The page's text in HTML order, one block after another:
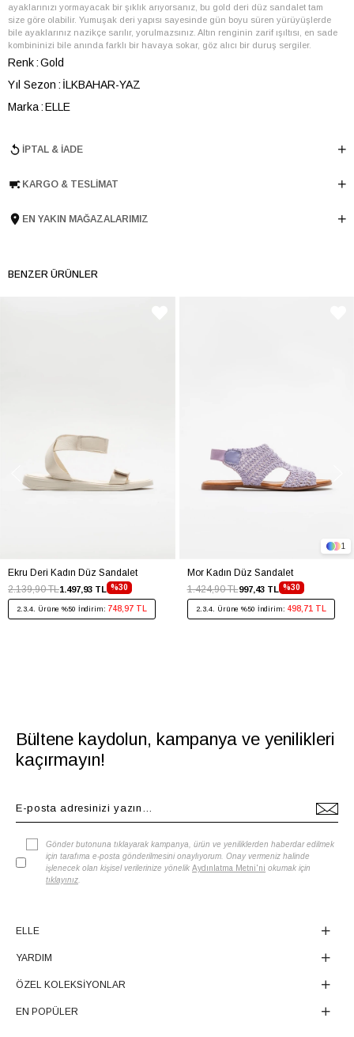
ayaklarınızı yormayacak bir şıklık arıyorsanız, bu gold deri düz sandalet tam
size göre olabilir. Yumuşak deri yapısı sayesinde gün boyu süren yürüyüşlerde
bile ayaklarınız nazikçe sarılır, yorulmazsınız. Altın renginin zarif ışıltısı, en sade
kombininizi bile anında farklı bir havaya sokar, göz alıcı bir duruş sergiler.
Renk Gold
Yıl Sezon
İLKBAHAR-YAZ
Marka ELLE
Ana Malzeme İnek Derisi
Taban Malzemesi
TPU
İPTAL & İADE
KARGO & TESLIMAT
EN YAKIN MAĞAZALARIMIZ
BENZER ÜRÜNLER
Ekru Deri Kadın Düz Sandalet
%30
1.497,93 TL
2.139,90 TL
2.3.4. Ürüne %50 İndirim: 748,97 TL
Mor Kadın Düz Sandalet
%30
997,43 TL
1.424,90 TL
2.3.4. Ürüne %50 İndirim: 498,71 TL
1
Bültene kaydolun, kampanya ve yenilikleri
kaçırmayın!
Gönder butonuna tıklayarak kampanya, ürün ve yeniliklerden haberdar edilmek
için tarafıma e-posta gönderilmesini onaylıyorum. Onay vermeniz halinde
işlenecek olan kişisel verilerinize yönelik Aydınlatma Metni'ni okumak için
tıklayınız
ELLE
YARDIM
ÖZEL KOLEKSİYONLAR
EN POPÜLER